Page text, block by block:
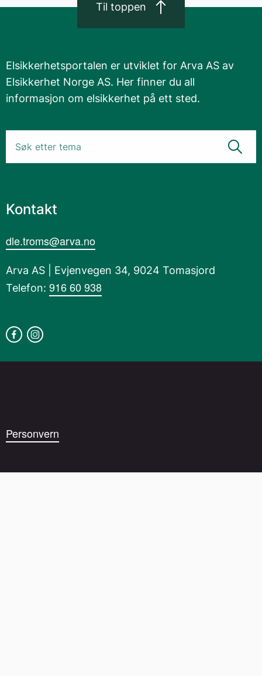
Til toppen
Elsikkerhetsportalen er utviklet for Arva AS av
Elsikkerhet Norge AS. Her finner du all
informasjon om elsikkerhet på ett sted.
Kontakt
dle.troms@arva.no
Arva AS | Evjenvegen 34, 9024 Tomasjord
Telefon: 916 60 938
Personvern